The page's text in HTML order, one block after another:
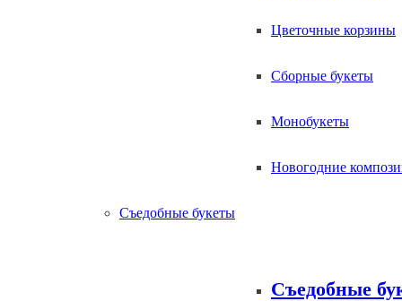
Цветочные корзины
Сборные букеты
Монобукеты
Новогодние
Съедобные букеты
Съедобные